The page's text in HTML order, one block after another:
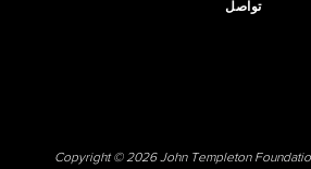
تواصل
Copyright © 2026 John Templeton